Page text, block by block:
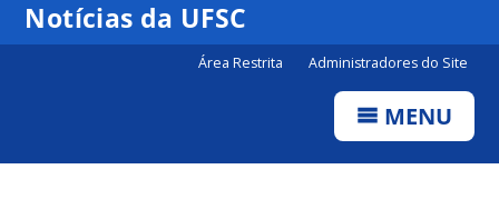
Notícias da UFSC
Área Restrita Administradores do Site
MENU